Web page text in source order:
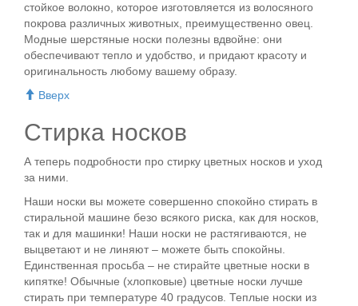
стойкое волокно, которое изготовляется из волосяного
покрова различных животных, преимущественно овец.
Модные шерстяные носки полезны вдвойне: они
обеспечивают тепло и удобство, и придают красоту и
оригинальность любому вашему образу.
Вверх
Стирка носков
А теперь подробности про стирку цветных носков и уход
за ними.
Наши носки вы можете совершенно спокойно стирать в
стиральной машине безо всякого риска, как для носков,
так и для машинки! Наши носки не растягиваются, не
выцветают и не линяют – можете быть спокойны.
Единственная просьба – не стирайте цветные носки в
кипятке! Обычные (хлопковые) цветные носки лучше
стирать при температуре 40 градусов. Теплые носки из